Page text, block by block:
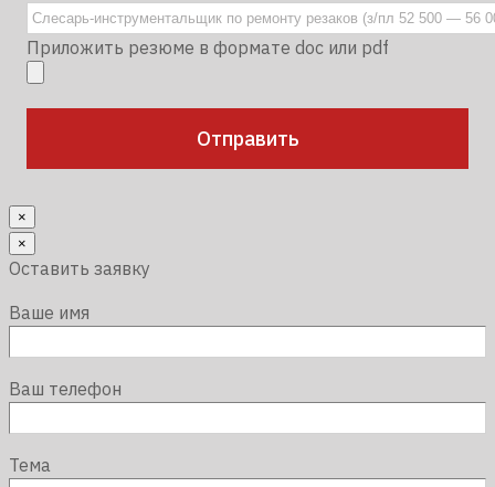
Приложить резюме в формате doc или pdf
×
×
Оставить заявку
Ваше имя
Ваш телефон
Тема